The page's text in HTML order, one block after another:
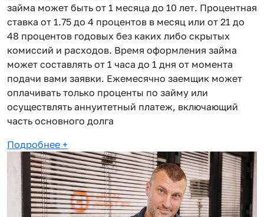
займа может быть от 1 месяца до 10 лет. Процентная
ставка от 1.75 до 4 процентов в месяц или от 21 до
48 процентов годовых без каких либо скрытых
комиссий и расходов. Время оформления займа
может составлять от 1 часа до 1 дня от момента
подачи вами заявки. Ежемесячно заемщик может
оплачивать только проценты по займу или
осуществлять аннуитетный платеж, включающий
часть основного долга
Подробнее +